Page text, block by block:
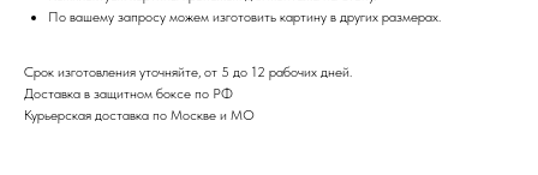
По вашему запросу можем изготовить картину в других размерах.
Срок изготовления уточняйте, от 5 до 12 рабочих дней.
Доставка в защитном боксе по РФ
Курьерская доставка по Москве и МО